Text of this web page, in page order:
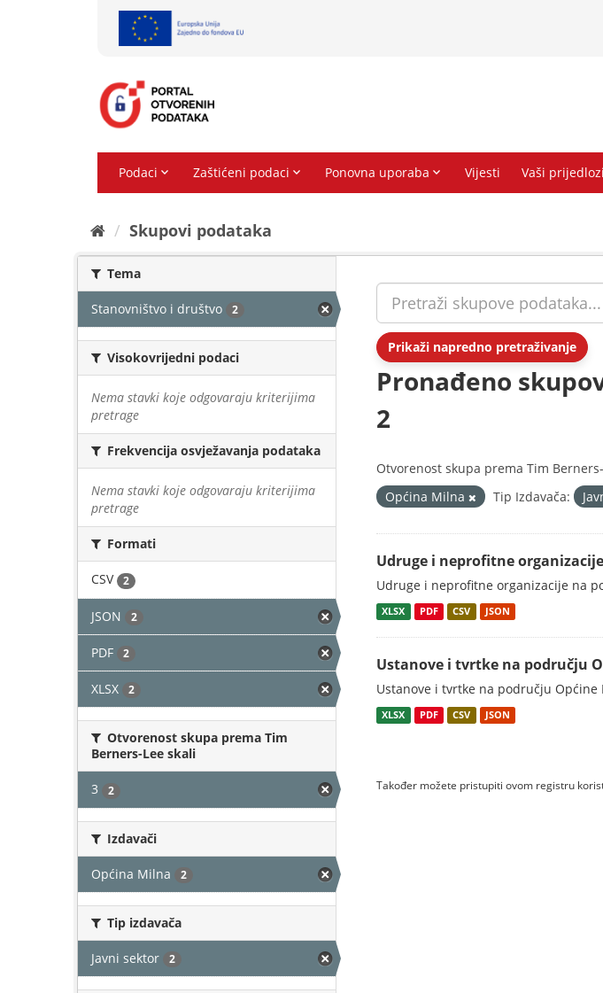
Skupovi podаtаkа
Tema
Stanovništvo i društvo 2
Visokovrijedni podaci
Nema stavki koje odgovaraju kriterijima
pretrage
Frekvencija osvježavanja podataka
Nema stavki koje odgovaraju kriterijima
pretrage
Formati
CSV 2
JSON 2
PDF 2
XLSX 2
Otvorenost skupa prema Tim
Berners-Lee skali
3 2
Izdavači
Općina Milna 2
Tip izdavača
Javni sektor 2
Prikaži napredno pretraživanje
Pronađeno
2
Otvorenost skupa prema Tim
Općina Milna
Tip Izdavača:
Udruge i neprofitne
Udruge i neprofitne organizacije na
XLSX PDF CSV JSON
Ustanove i tvrtke na području
Ustanove i tvrtke na području Općine
XLSX PDF CSV JSON
Također možete pristupiti ovom registru